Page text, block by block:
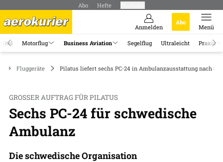
Abo Hefte
Anmelden
Abo
Menü
Motorflug Business Aviation Segelflug Ultraleicht Praxis
Fluggeräte Pilatus liefert sechs PC-24 in Ambulanzausstattung nach
GROSSER AUFTRAG FÜR PILATUS
Sechs PC-24 für schwedische
Ambulanz
Die schwedische Organisation